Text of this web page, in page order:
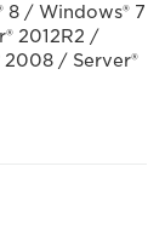
8 / Windows® 7
2012R2 /
2008 / Server®